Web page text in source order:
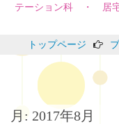
テーション科 ・ 居
トップページ
月: 2017年8月